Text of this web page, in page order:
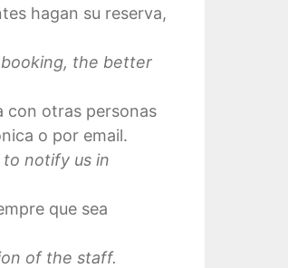
hagan su reserva,
the better
con otras personas
o por email.
notify us in
que sea
of the staff.